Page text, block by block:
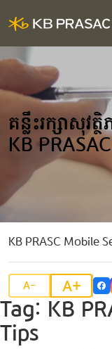
គន្លឹះរក្សាសុវត្
KB
KB PRASC Mobile
A- A+
Tag: KB
Tips